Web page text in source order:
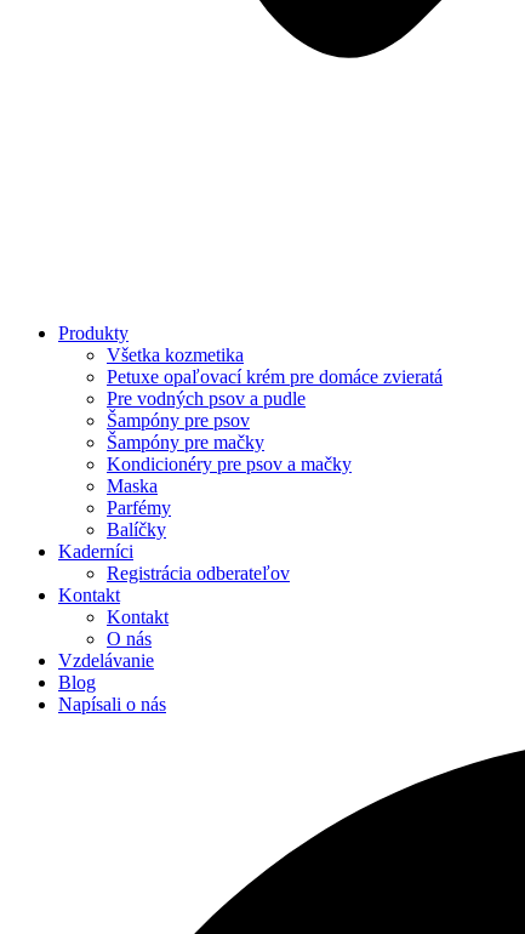
Produkty
Všetka kozmetika
Petuxe opaľovací krém pre domáce zvieratá
Pre vodných psov a pudle
Šampóny pre psov
Šampóny pre mačky
Kondicionéry pre psov a mačky
Maska
Parfémy
Balíčky
Kaderníci
Registrácia odberateľov
Kontakt
Kontakt
O nás
Vzdelávanie
Blog
Napísali o nás